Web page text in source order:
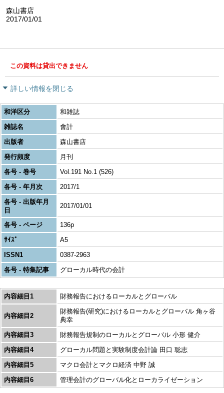
森山書店
2017/01/01
この資料は貸出できません
詳しい情報を閉じる
和洋区分
和雑誌
雑誌名
會計
出版者
森山書店
発行頻度
月刊
各号 - 巻号
Vol.191 No.1 (526)
各号 - 年月次
2017/1
各号 - 出版年月
日
2017/01/01
各号 - ページ
136p
ｻｲｽﾞ
A5
ISSN1
0387-2963
各号 - 特集記事
グローカル時代の会計
内容細目1 財務報告におけるローカルとグローバル
内容細目2
財務報告(研究)におけるローカルとグローバル 角ヶ谷
典幸
内容細目3
財務報告規制のローカルとグローバル 小形 健介
内容細目4
グローカル問題と実験制度会計論 田口 聡志
内容細目5
マクロ会計とマクロ経済 中野 誠
内容細目6
管理会計のグローバル化とローカライゼーション